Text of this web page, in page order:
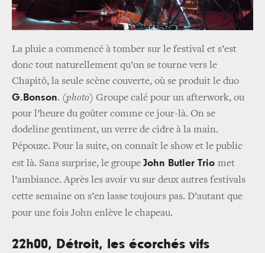
La pluie a commencé à tomber sur le festival et s’est
donc tout naturellement qu’on se tourne vers le
Chapitô, la seule scène couverte, où se produit le duo
G.Bonson. (photo) Groupe calé pour un afterwork, ou
pour l’heure du goûter comme ce jour-là. On se
dodeline gentiment, un verre de cidre à la main.
Pépouze. Pour la suite, on connaît le show et le public
est là. Sans surprise, le groupe John Butler Trio met
l’ambiance. Après les avoir vu sur deux autres festivals
cette semaine on s’en lasse toujours pas. D’autant que
pour une fois John enlève le chapeau.
22h00, Détroit, les écorchés vifs